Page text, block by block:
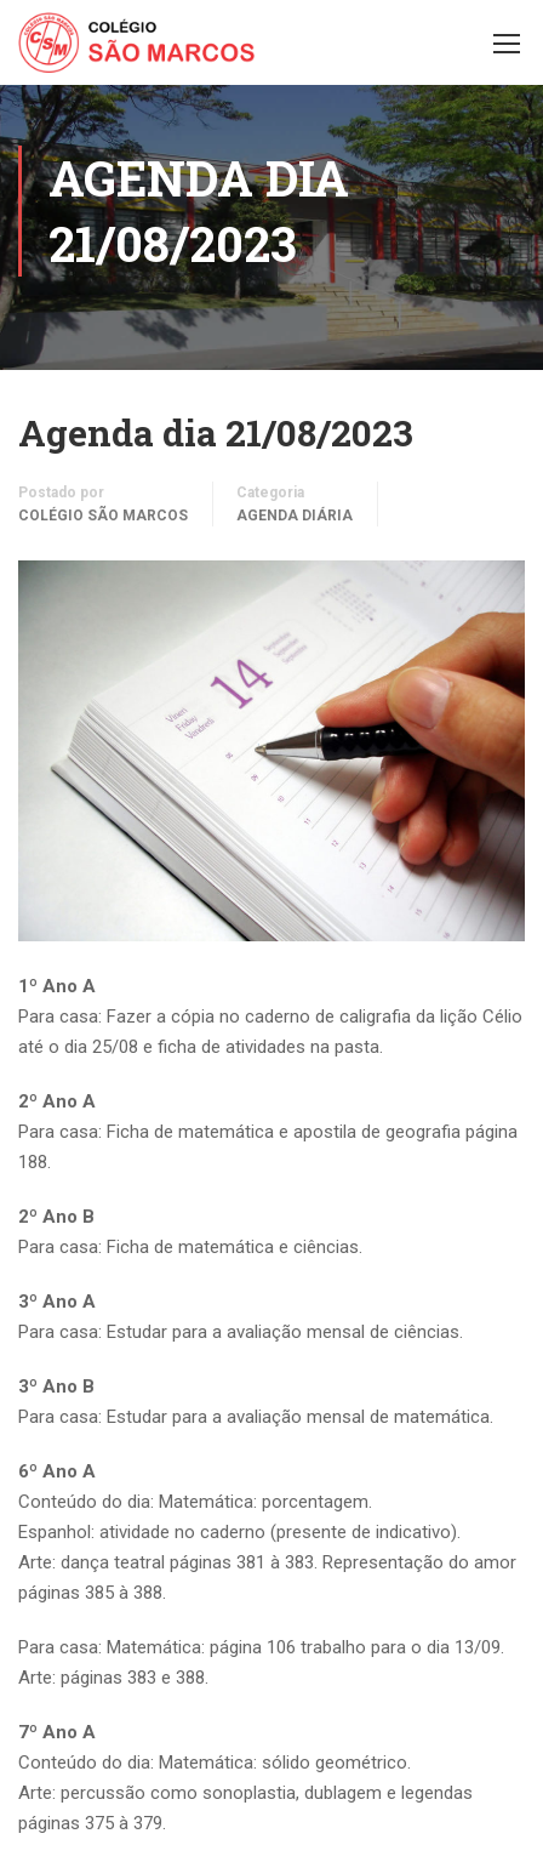
AGENDA DIA
21/08/2023
Agenda dia 21/08/2023
Postado por
COLÉGIO SÃO MARCOS
Categoria
AGENDA DIÁRIA
1º Ano A
Para casa: Fazer a cópia no caderno de caligrafia da lição Célio
até o dia 25/08 e ficha de atividades na pasta.
2º Ano A
Para casa: Ficha de matemática e apostila de geografia página
188.
2º Ano B
Para casa: Ficha de matemática e ciências.
3º Ano A
Para casa: Estudar para a avaliação mensal de ciências.
3º Ano B
Para casa: Estudar para a avaliação mensal de matemática.
6º Ano A
Conteúdo do dia: Matemática: porcentagem.
Espanhol: atividade no caderno (presente de indicativo).
Arte: dança teatral páginas 381 à 383. Representação do amor
páginas 385 à 388.
Para casa: Matemática: página 106 trabalho para o dia 13/09.
Arte: páginas 383 e 388.
7º Ano A
Conteúdo do dia: Matemática: sólido geométrico.
Arte: percussão como sonoplastia, dublagem e legendas
páginas 375 à 379.